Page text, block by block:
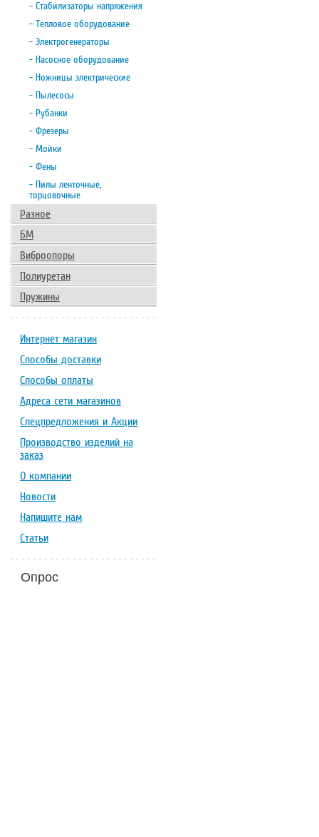
- Стабилизаторы напряжения
- Тепловое оборудование
- Электрогенераторы
- Насосное оборудование
- Ножницы электрические
- Пылесосы
- Рубанки
- Фрезеры
- Мойки
- Фены
- Пилы ленточные,
торцовочные
Разное
БМ
Виброопоры
Полиуретан
Пружины
Интернет магазин
Способы доставки
Способы оплаты
Адреса сети магазинов
Спецпредложения и Акции
Производство изделий на
заказ
О компании
Новости
Напишите нам
Статьи
Опрос